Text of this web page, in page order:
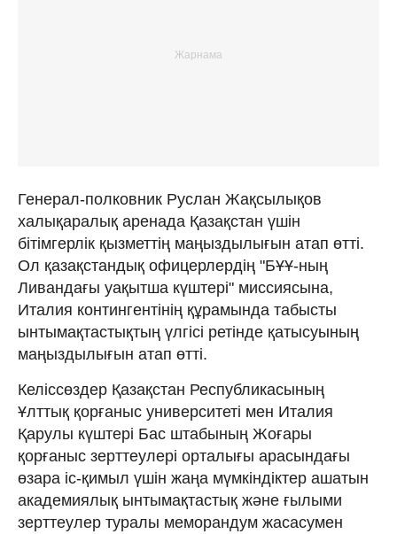
Генерал-полковник Руслан Жақсылықов
халықаралық аренада Қазақстан үшін
бітімгерлік қызметтің маңыздылығын атап өтті.
Ол қазақстандық офицерлердің "БҰҰ-ның
Ливандағы уақытша күштері" миссиясына,
Италия контингентінің құрамында табысты
ынтымақтастықтың үлгісі ретінде қатысуының
маңыздылығын атап өтті.
Келіссөздер Қазақстан Республикасының
Ұлттық қорғаныс университеті мен Италия
Қарулы күштері Бас штабының Жоғары
қорғаныс зерттеулері орталығы арасындағы
өзара іс-қимыл үшін жаңа мүмкіндіктер ашатын
академиялық ынтымақтастық және ғылыми
зерттеулер туралы меморандум жасасумен